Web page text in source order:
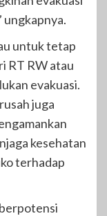
ungkapnya.
untuk tetap
RT RW atau
evakuasi.
juga
kesehatan
terhadap